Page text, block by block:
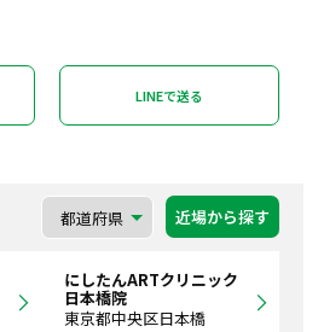
LINEで送る
近場から探す
にしたんARTクリニック
日本橋院
東京都中央区日本橋